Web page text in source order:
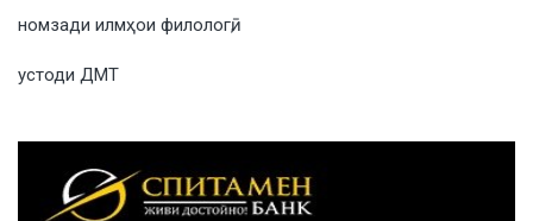
номзади илмҳои филологӣ,
устоди ДМТ